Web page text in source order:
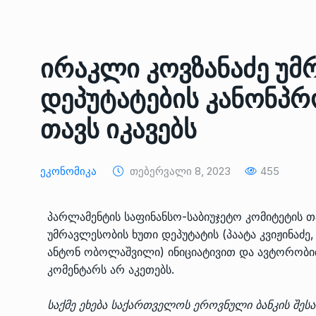
ირაკლი კოვზანაძე
დეპუტატების
თავს იკავებს
Ეკონომიკა Თებერვალი 8, 2023 455
პარლამენტის საფინანსო-საბიუჯეტო
უმრავლესობის ხუთი დეპუტატის (პაატა
ანტონ ობოლაშვილი) ინიციატივით და
კომენტარს არ აკეთებს.
საქმე ეხება საქართველოს ეროვნული ბანკის
8
საქართველოს
გენერალურმა
დერეფნის…
ᲔᲙᲝᲜᲝᲛᲘᲙᲐ 11/05/2022
9
სახელობის ოპერისა და
ბალეტის…
10
თბილისის ზაქარია
სახელობის ოპერისა